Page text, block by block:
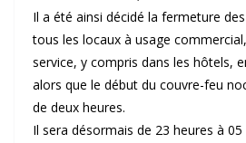
Il a été ainsi décidé la fermeture
tous les locaux à usage
service, y compris dans les hôtels,
alors que le début du couvre-feu
de deux heures.
Il sera désormais de 23 heures à